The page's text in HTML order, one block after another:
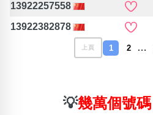
13922257558
13922382878
上頁 1 2 …
💡幾萬個號碼